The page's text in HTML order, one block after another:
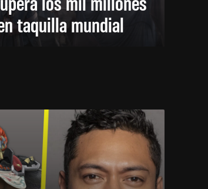
taquilla mundial